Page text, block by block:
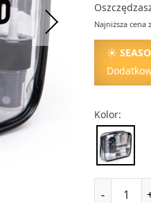
Najniższa cena
☀
Kolor:
-